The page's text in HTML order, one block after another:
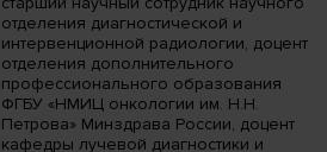
отделения диагностической и
интервенционной радиологии, доцент
отделения дополнительного
профессионального образования
ФГБУ «НМИЦ онкологии им. Н.Н.
Петрова» Минздрава России, доцент
кафедры лучевой диагностики и